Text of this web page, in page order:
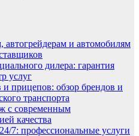
автогрейдерам и автомобилям
дилера: гарантия
услуг
и прицепов: обзор брендов и
транспорта
с современным
качества
7: профессиональные услуги